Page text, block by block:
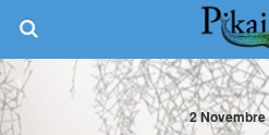
2 Novembre